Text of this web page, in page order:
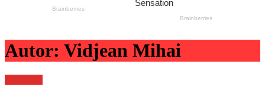
Autor: Vidjean Mihai